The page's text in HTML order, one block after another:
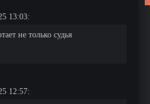
13:03:
не только судья
12:57: